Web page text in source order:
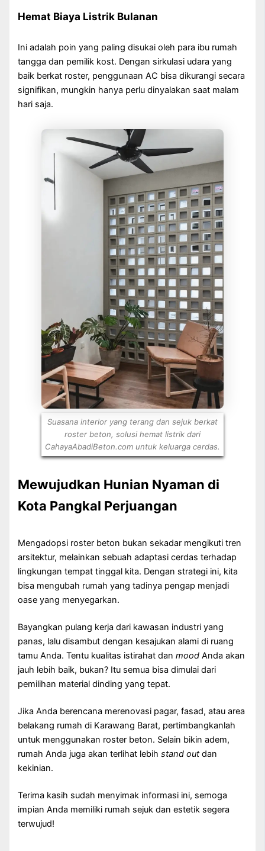
Hemat Biaya Listrik Bulanan
Ini adalah poin yang paling disukai oleh para ibu rumah
tangga dan pemilik kost. Dengan sirkulasi udara yang
baik berkat roster, penggunaan AC bisa dikurangi secara
signifikan, mungkin hanya perlu dinyalakan saat malam
hari saja.
Suasana interior yang terang dan sejuk berkat
roster beton, solusi hemat listrik dari
CahayaAbadiBeton.com untuk keluarga cerdas.
Mewujudkan Hunian Nyaman di
Kota Pangkal Perjuangan
Mengadopsi roster beton bukan sekadar mengikuti tren
arsitektur, melainkan sebuah adaptasi cerdas terhadap
lingkungan tempat tinggal kita. Dengan strategi ini, kita
bisa mengubah rumah yang tadinya pengap menjadi
oase yang menyegarkan.
Bayangkan pulang kerja dari kawasan industri yang
panas, lalu disambut dengan kesajukan alami di ruang
tamu Anda. Tentu kualitas istirahat danmood Anda akan
jauh lebih baik, bukan? Itu semua bisa dimulai dari
pemilihan material dinding yang tepat.
Jika Anda berencana merenovasi pagar, fasad, atau area
belakang rumah di Karawang Barat, pertimbangkanlah
untuk menggunakan roster beton. Selain bikin adem,
rumah Anda juga akan terlihat lebihstand outdan
kekinian.
Terima kasih sudah menyimak informasi ini, semoga
impian Anda memiliki rumah sejuk dan estetik segera
terwujud!